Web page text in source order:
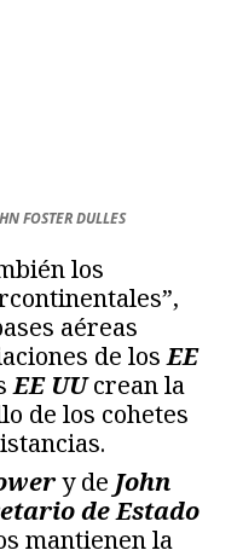
FOSTER DULLES
los
aéreas
de losEE
EE UUcrean la
de los cohetes
y de John
de Estado
mantienen la